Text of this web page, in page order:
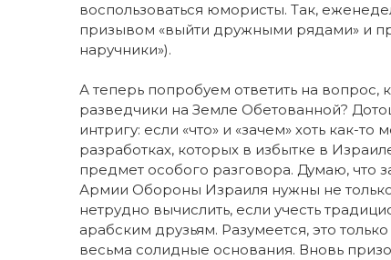
воспользоваться юмористы. Так,
призывом «выйти дружными рядами» и
наручники»).
А теперь попробуем ответить на вопрос,
разведчики на Земле Обетованной?
интригу: если «что» и «зачем» хоть как-
разработках, которых в избытке в
предмет особого разговора. Думаю, что
Армии Обороны Израиля нужны не
нетрудно вычислить, если учесть
арабским друзьям. Разумеется, это
весьма солидные основания. Вновь